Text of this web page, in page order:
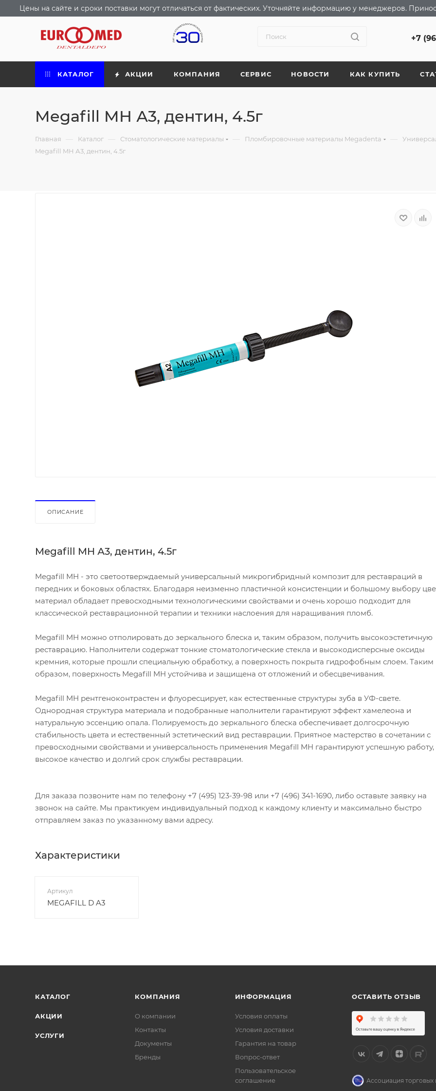
Цены на сайте и сроки поставки могут отличаться от фактических. Уточняйте информацию у менеджеров.
+7
КАТАЛОГ АКЦИИ КОМПАНИЯ СЕРВИС НОВОСТИ КАК КУПИТЬ
Megafill MH А3, дентин, 4.5г
Главная — Каталог — Стоматологические материалы — Пломбировочные материалы Megadenta —
Megafill MH А3, дентин, 4.5г
ОПИСАНИЕ
Megafill MH А3, дентин, 4.5г
Megafill MH - это светоотверждаемый универсальный микрогибридный композит для реставраций в
передних и боковых областях. Благодаря неизменно пластичной консистенции и большому выбору
материал обладает превосходными технологическими свойствами и очень хорошо подходит для
классической реставрационной терапии и техники наслоения для наращивания пломб.
Megafill MH можно отполировать до зеркального блеска и, таким образом, получить высокоэстетичную
реставрацию. Наполнители содержат тонкие стоматологические стекла и высокодисперсные оксиды
кремния, которые прошли специальную обработку, а поверхность покрыта гидрофобным слоем. Таким
образом, поверхность Megafill MH устойчива и защищена от отложений и обесцвечивания.
Megafill MH рентгеноконтрастен и флуоресцирует, как естественные структуры зуба в УФ-свете.
Однородная структура материала и подобранные наполнители гарантируют эффект хамелеона и
натуральную эссенцию опала. Полируемость до зеркального блеска обеспечивает долгосрочную
стабильность цвета и естественный эстетический вид реставрации. Приятное мастерство в сочетании с
превосходными свойствами и универсальность применения Megafill MH гарантируют успешную работу,
высокое качество и долгий срок службы реставрации.
Для заказа позвоните нам по телефону +7 (495) 123-39-98 или +7 (496) 341-1690, либо оставьте заявку на
звонок на сайте. Мы практикуем индивидуальный подход к каждому клиенту и максимально быстро
отправляем заказ по указанному вами адресу.
Характеристики
Артикул
MEGAFILL D A3
КАТАЛОГ
АКЦИИ
УСЛУГИ
КОМПАНИЯ
О компании
Контакты
Документы
Бренды
ИНФОРМАЦИЯ
Условия оплаты
Условия доставки
Гарантия на товар
Вопрос-ответ
Пользовательское
соглашение
ОСТАВИТЬ ОТЗЫВ
Ассоциация торговых